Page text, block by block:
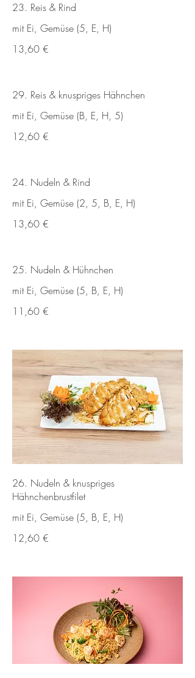
23. Reis & Rind
mit Ei, Gemüse (5, E, H)
13,60 €
29. Reis & knuspriges Hähnchen
mit Ei, Gemüse (B, E, H, 5)
12,60 €
24. Nudeln & Rind
mit Ei, Gemüse (2, 5, B, E, H)
13,60 €
25. Nudeln & Hühnchen
mit Ei, Gemüse (5, B, E, H)
11,60 €
26. Nudeln & knuspriges
Hähnchenbrustfilet
mit Ei, Gemüse (5, B, E, H)
12,60 €